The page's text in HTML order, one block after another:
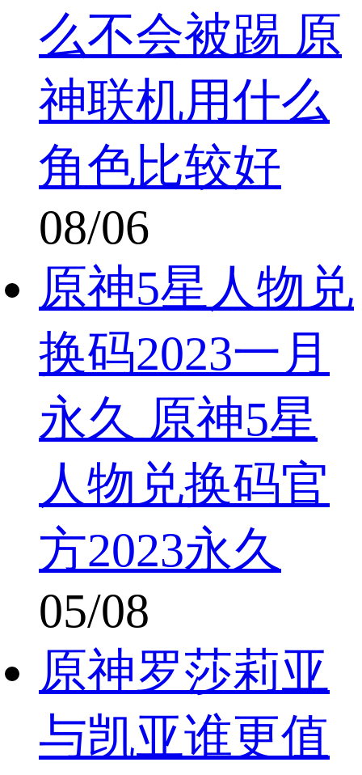
么不会被踢 原
神联机用什么
角色比较好
08/06
原神5星人物兑
换码2023一月
永久 原神5星
人物兑换码官
方2023永久
05/08
原神罗莎莉亚
与凯亚谁更值